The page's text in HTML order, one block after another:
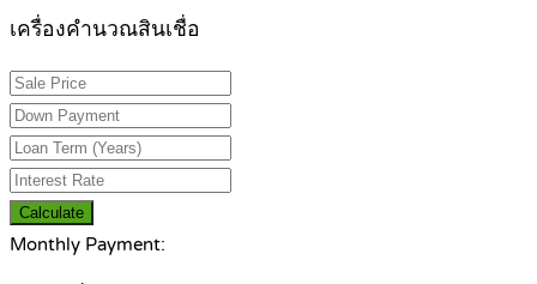
เครื่องคำนวณสินเชื่อ
Calculate
Monthly Payment: